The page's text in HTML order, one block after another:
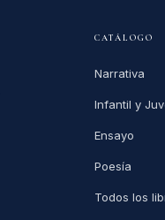
CATÁLOGO
Narrativa
Infantil y
Ensayo
Poesía
Todos los